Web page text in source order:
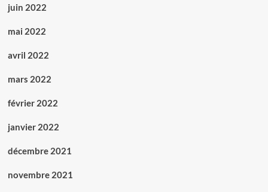
juin 2022
mai 2022
avril 2022
mars 2022
février 2022
janvier 2022
décembre 2021
novembre 2021